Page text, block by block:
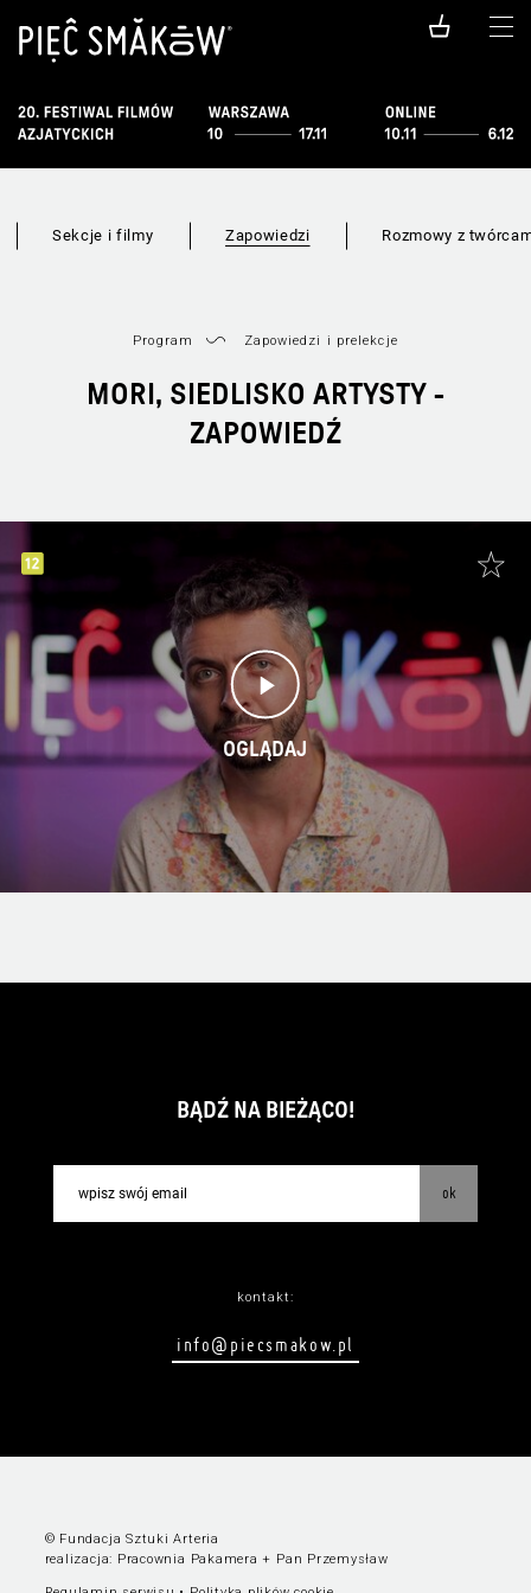
Sekcje i filmy Zapowiedzi Rozmowy z
Program Zapowiedzi i prelekcje
MORI, SIEDLISKO ARTYSTY -
ZAPOWIEDŹ
OGLĄDAJ
BĄDŹ NA BIEŻĄCO!
ok
kontakt:
info@piecsmakow.pl
© Fundacja Sztuki Arteria
realizacja: Pracownia Pakamera + Pan Przemysław